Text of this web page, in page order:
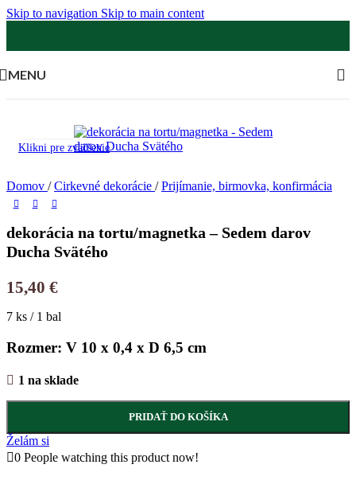
Skip to navigation Skip to main content
MENU
Klikni pre zväčšenie
Domov / Cirkevné dekorácie / Prijímanie, birmovka, konfirmácia
dekorácia na tortu/magnetka – Sedem darov
Ducha Svätého
15,40 €
7 ks / 1 bal
Rozmer: V 10 x 0,4 x D 6,5 cm
1 na sklade
PRIDAŤ DO KOŠÍKA
Želám si
0 People watching this product now!